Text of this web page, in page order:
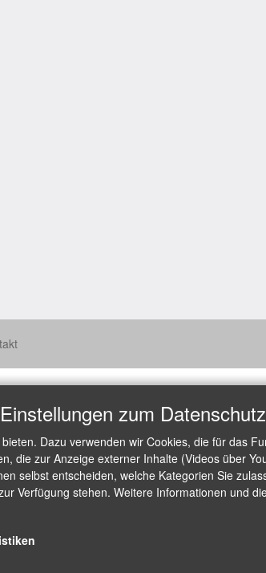
zum Datenschutz
Dazu verwenden wir Cookies, die für das
die zur Anzeige externer Inhalte (Videos über
selbst entscheiden, welche Kategorien Sie
Verfügung stehen. Weitere Informationen und